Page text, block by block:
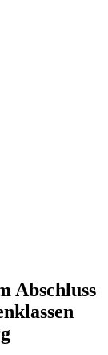
Abschluss